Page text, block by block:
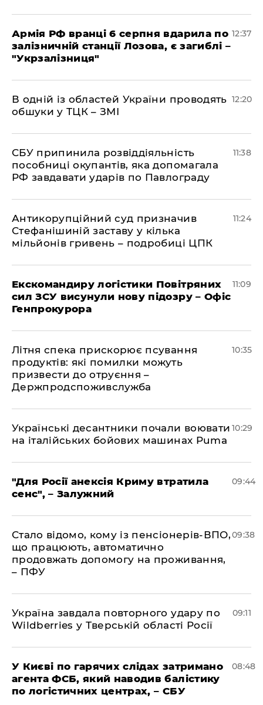
Армія РФ вранці 6 серпня вдарила по
залізничній станції Лозова, є загиблі –
"Укрзалізниця"
12:37
В одній із областей України проводять
обшуки у ТЦК – ЗМІ
12:20
СБУ припинила розвіддіяльність
пособниці окупантів, яка допомагала
РФ завдавати ударів по Павлограду
11:38
Антикорупційний суд призначив
Стефанішиній заставу у кілька
мільйонів гривень – подробиці ЦПК
11:24
Екскомандиру логістики Повітряних
сил ЗСУ висунули нову підозру – Офіс
Генпрокурора
11:09
Літня спека прискорює псування
продуктів: які помилки можуть
призвести до отруєння –
Держпродспоживслужба
10:35
Українські десантники почали воювати
на італійських бойових машинах Puma
10:29
"Для Росії анексія Криму втратила
сенс", – Залужний
09:44
Стало відомо, кому із пенсіонерів-ВПО,
що працюють, автоматично
продовжать допомогу на проживання,
– ПФУ
09:38
Україна завдала повторного удару по
Wildberries у Тверській області Росії
09:11
У Києві по гарячих слідах затримано
агента ФСБ, який наводив балістику
по логістичних центрах, – СБУ
08:48